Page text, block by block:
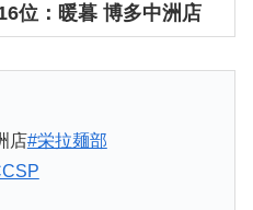
位：暖暮 博多中洲店
店#栄拉麺部